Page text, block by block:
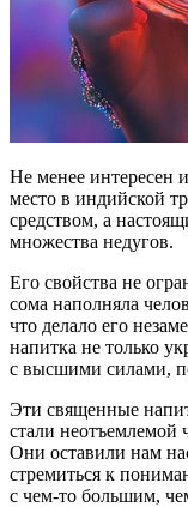
Не менее интересен
место в индийской
средством, а
множества недугов.
Его свойства не
сома наполняла
что делало его
напитка не только
с высшими силами,
Эти священные
стали неотъемлемой
Они оставили нам
стремиться к
с чем-то большим,